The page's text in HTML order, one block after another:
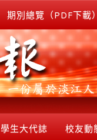
期別總覽（PDF下載）
學生大代誌 校友動